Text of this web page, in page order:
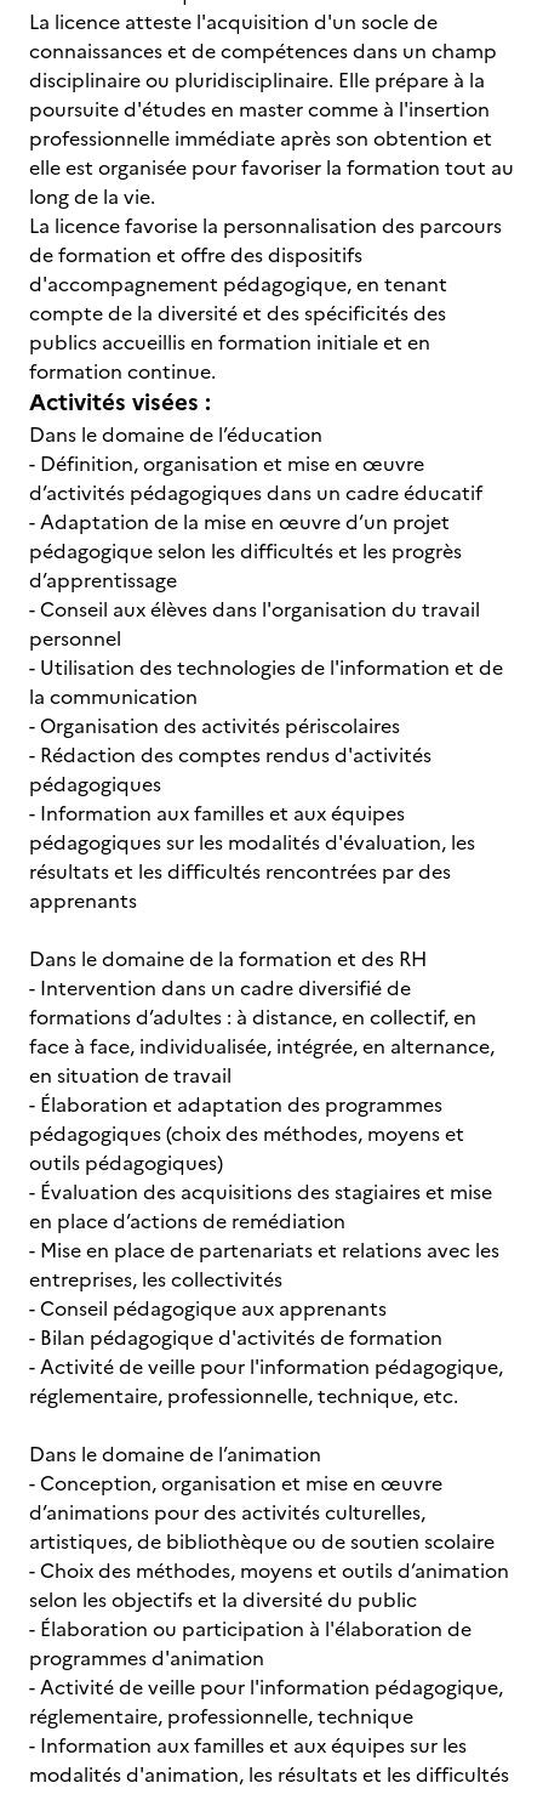
La licence atteste l'acquisition d'un socle de
connaissances et de compétences dans un champ
disciplinaire ou pluridisciplinaire. Elle prépare à la
poursuite d'études en master comme à l'insertion
professionnelle immédiate après son obtention et
elle est organisée pour favoriser la formation tout au
long de la vie.
La licence favorise la personnalisation des parcours
de formation et offre des dispositifs
d'accompagnement pédagogique, en tenant
compte de la diversité et des spécificités des
publics accueillis en formation initiale et en
formation continue.
Activités visées :
Dans le domaine de l’éducation
- Définition, organisation et mise en œuvre
d’activités pédagogiques dans un cadre éducatif
- Adaptation de la mise en œuvre d’un projet
pédagogique selon les difficultés et les progrès
d’apprentissage
- Conseil aux élèves dans l'organisation du travail
personnel
- Utilisation des technologies de l'information et de
la communication
- Organisation des activités périscolaires
- Rédaction des comptes rendus d'activités
pédagogiques
- Information aux familles et aux équipes
pédagogiques sur les modalités d'évaluation, les
résultats et les difficultés rencontrées par des
apprenants
Dans le domaine de la formation et des RH
- Intervention dans un cadre diversifié de
formations d’adultes : à distance, en collectif, en
face à face, individualisée, intégrée, en alternance,
en situation de travail
- Élaboration et adaptation des programmes
pédagogiques (choix des méthodes, moyens et
outils pédagogiques)
- Évaluation des acquisitions des stagiaires et mise
en place d’actions de remédiation
- Mise en place de partenariats et relations avec les
entreprises, les collectivités
- Conseil pédagogique aux apprenants
- Bilan pédagogique d'activités de formation
- Activité de veille pour l'information pédagogique,
réglementaire, professionnelle, technique, etc.
Dans le domaine de l’animation
- Conception, organisation et mise en œuvre
d’animations pour des activités culturelles,
artistiques, de bibliothèque ou de soutien scolaire
- Choix des méthodes, moyens et outils d’animation
selon les objectifs et la diversité du public
- Élaboration ou participation à l'élaboration de
programmes d'animation
- Activité de veille pour l'information pédagogique,
réglementaire, professionnelle, technique
- Information aux familles et aux équipes sur les
modalités d'animation, les résultats et les difficultés